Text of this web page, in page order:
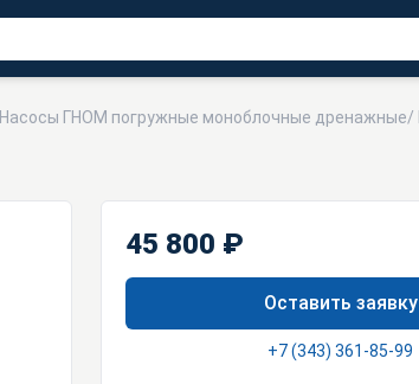
Насосы ГНОМ погружные моноблочные дренажные/
45 800 ₽
Оставить заявку
+7 (343) 361-85-99